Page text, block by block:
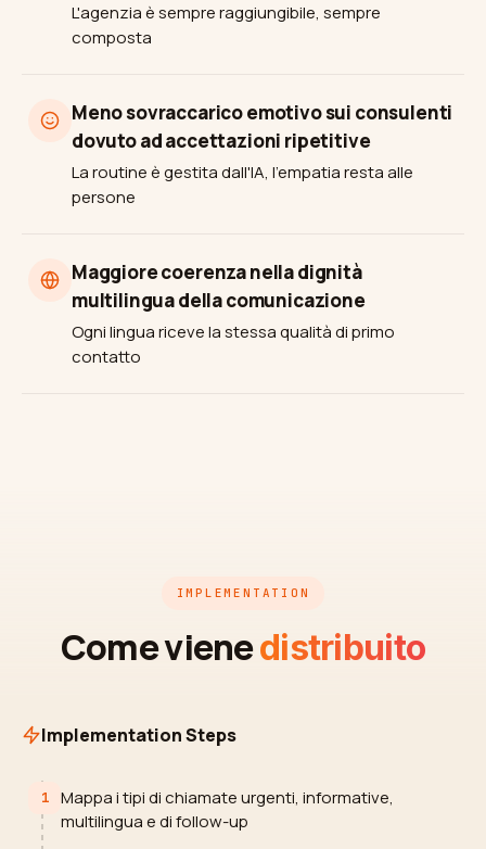
L'agenzia è sempre raggiungibile, sempre
composta
Meno sovraccarico emotivo sui consulenti
dovuto ad accettazioni ripetitive
La routine è gestita dall'IA, l'empatia resta alle
persone
Maggiore coerenza nella dignità
multilingua della comunicazione
Ogni lingua riceve la stessa qualità di primo
contatto
IMPLEMENTATION
Come vienedistribuito
Implementation Steps
1
Mappa i tipi di chiamate urgenti, informative,
multilingua e di follow-up